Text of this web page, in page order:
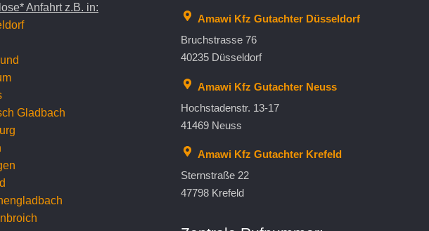
Anfahrt z.B. in:
Gladbach
Amawi Kfz Gutachter Düsseldorf
Bruchstrasse 76
40235 Düsseldorf
Amawi Kfz Gutachter Neuss
Hochstadenstr. 13-17
41469 Neuss
Amawi Kfz Gutachter Krefeld
Sternstraße 22
47798 Krefeld